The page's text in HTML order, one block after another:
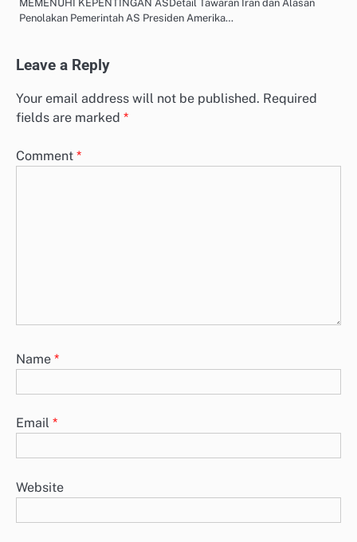
MEMENUHI KEPENTINGAN ASDetail Tawaran Iran dan Alasan
Penolakan Pemerintah AS Presiden Amerika…
Leave a Reply
Your email address will not be published. Required
fields are marked *
Comment *
Name *
Email *
Website